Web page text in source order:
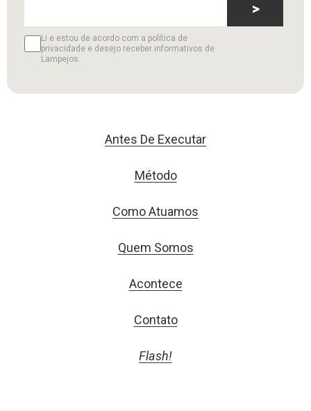
Li e estou de acordo com a política de
privacidade e desejo receber informativos de
Lampejos.
>
Antes De Executar
Método
Como Atuamos
Quem Somos
Acontece
Contato
Flash!